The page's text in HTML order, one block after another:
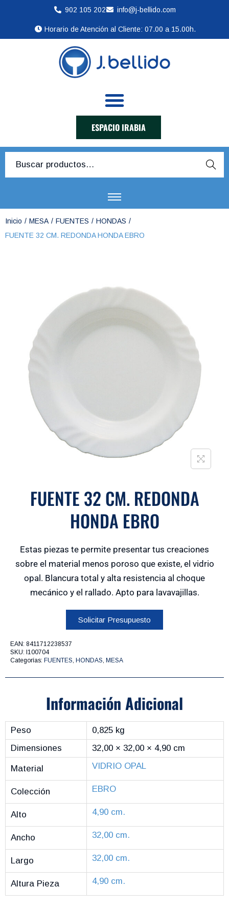
902 105 202 info@j-bellido.com
Horario de Atención al Cliente: 07.00 a 15.00h.
ESPACIO IRABIA
Busca
Inicio / MESA / FUENTES / HONDAS /
FUENTE 32 CM. REDONDA HONDA EBRO
FUENTE 32 CM. REDONDA
HONDA EBRO
Estas piezas te permite presentar tus creaciones
sobre el material menos poroso que existe, el vidrio
opal. Blancura total y alta resistencia al choque
mecánico y el rallado. Apto para lavavajillas.
Solicitar Presupuesto
EAN: 8411712238537
SKU: I100704
Categorías: FUENTES, HONDAS, MESA
Información Adicional
Peso
0,825 kg
Dimensiones
32,00 × 32,00 × 4,90 cm
Material VIDRIO OPAL
Colección EBRO
Alto 4,90 cm.
Ancho 32,00 cm.
Largo 32,00 cm.
Altura Pieza 4,90 cm.